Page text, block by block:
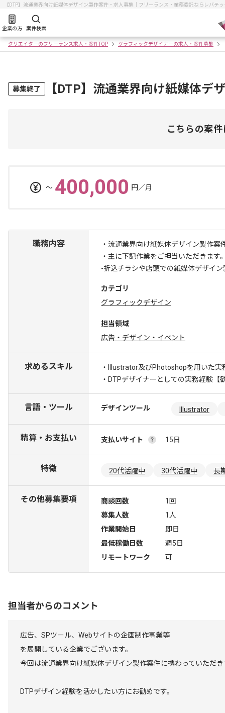
【DTP】流通業界向け紙媒体デザイン製作案件・求人募集｜フリーランス・業務委託ならレバテ
企業の方 案件検索
クリエイターのフリーランス求人・案件TOP グラフィックデザイナーの求人・案件募集
募集終了 【DTP】流通業界向け紙媒体デ
こちらの案
〜 400,000 円／月
職務内容
・流通業界向け紙媒体デザイン製作案
・主に下記作業をご担当いただきます
-折込チラシや店頭での紙媒体デザイン
カテゴリ
グラフィックデザイン
担当領域
広告・デザイン・イベント
求めるスキル
・Illustrator及びPhotoshopを用いた実
・DTPデザイナーとしての実務経験
言語・ツール デザインツール Illustrator
精算・お支払い 支払いサイト 15日
特徴 20代活躍中 30代活躍中 長
その他募集要項 商談回数
1回
募集人数
1人
作業開始日
即日
最低稼働日数
週5日
リモートワーク
可
担当者からのコメント
広告、SPツール、Webサイトの企画制作事業等
を展開している企業でございます。
今回は流通業界向け紙媒体デザイン製作案件に携わっていただき
DTPデザイン経験を活かしたい方にお勧めです。